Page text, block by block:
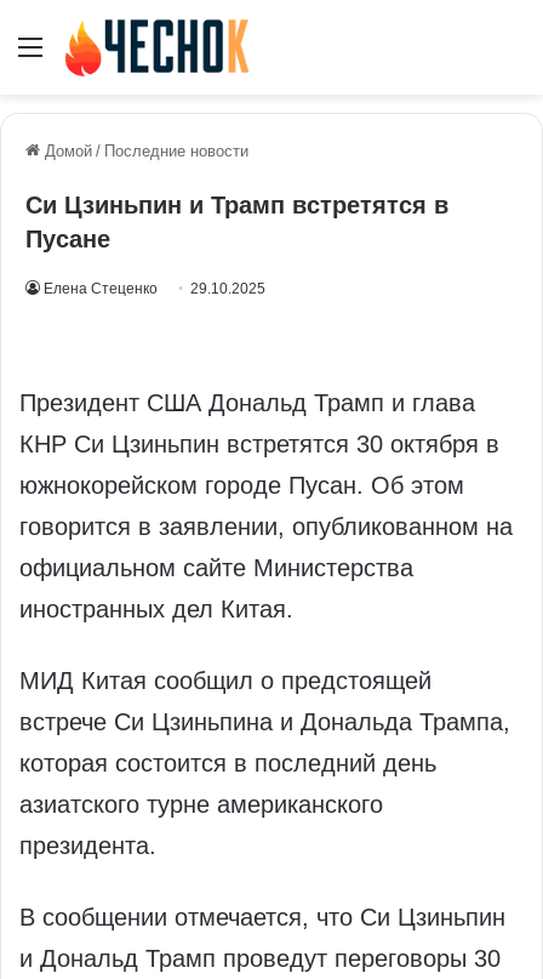
Меню
Домой / Последние новости
Си Цзиньпин и Трамп встретятся в
Пусане
Елена Стеценко 29.10.2025
Президент США Дональд Трамп и глава
КНР Си Цзиньпин встретятся 30 октября в
южнокорейском городе Пусан. Об этом
говорится в заявлении, опубликованном на
официальном сайте Министерства
иностранных дел Китая.
МИД Китая сообщил о предстоящей
встрече Си Цзиньпина и Дональда Трампа,
которая состоится в последний день
азиатского турне американского
президента.
В сообщении отмечается, что Си Цзиньпин
и Дональд Трамп проведут переговоры 30